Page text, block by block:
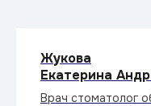
Жукова
Екатерина
Врач стоматолог